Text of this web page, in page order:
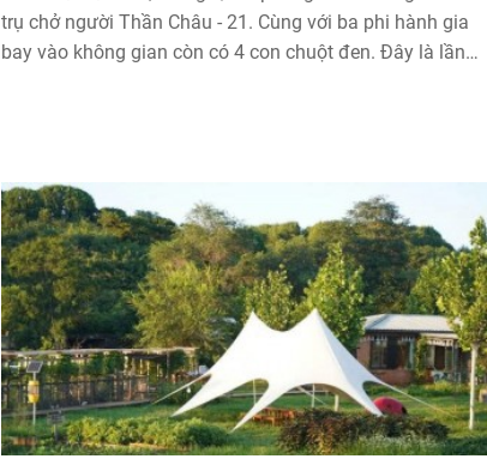
trụ chở người Thần Châu - 21. Cùng với ba phi hành gia
bay vào không gian còn có 4 con chuột đen. Đây là lần
nhiên 10 năm của con người.